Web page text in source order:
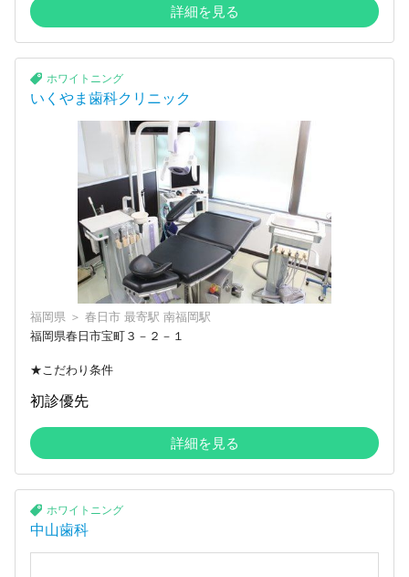
詳細を見る
ホワイトニング
いくやま歯科クリニック
福岡県 ＞ 春日市 最寄駅 南福岡駅
福岡県春日市宝町３－２－１
★こだわり条件
初診優先
詳細を見る
ホワイトニング
中山歯科